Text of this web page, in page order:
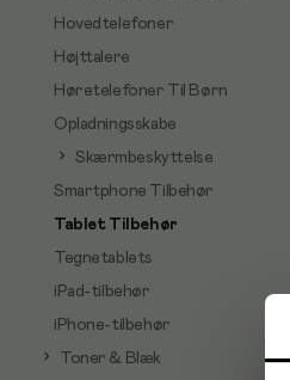
Hovedtelefoner
Højttalere
Høretelefoner Til Børn
Opladningsskabe
Skærmbeskyttelse
Smartphone Tilbehør
Tablet Tilbehør
Tegnetablets
iPad-tilbehør
iPhone-tilbehør
Toner & Blæk